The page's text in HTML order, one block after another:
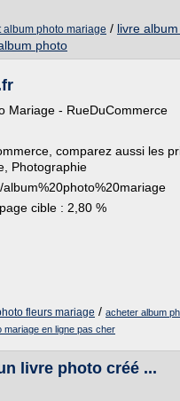
album photo mariage / livre
photo
Mariage - RueDuCommerce
comparez aussi les
Photographie
cible : 2,80 %
fleurs mariage / acheter album
mariage en ligne pas cher
livre photo créé ...